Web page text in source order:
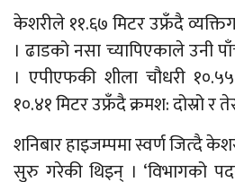
केशरीले ११.६७ मिटर उफ्रँदै
। ढाडको नसा च्यापिएकाले उनी
। एपीएफकी शीला चौधरी
१०.४१ मिटर उफ्रँदै क्रमश: दोस्रो र
शनिबार हाइजम्पमा स्वर्ण जित्दै
सुरु गरेकी थिइन् । ‘विभागको